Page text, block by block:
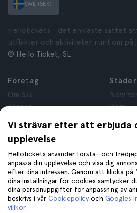
Vi strävar efter att erbjuda
upplevelse
Hellotickets använder första- och
anpassa din upplevelse och visa dig
efter dina intressen. Genom att klicka på
dina inställningar för cookies samtycker
dina personuppgifter för anpassning av
beskrivs i vår Cookiepolicy och Googles
villkor.
SWE (SEK)
Hellotickets – det enklaste sättet
utflykter och aktiviteter runt om på
© Hello Ticket, SL.
Företag
Om oss
Karriär
Recensioner
Sekretess
Regler och villkor
Juridisk Rådgivning
Cookies
Städer
New
Rom
London
Kraków
Hjälp Gå